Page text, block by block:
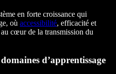
en forte croissance qui
où accessibilité, efficacité et
cœur de la transmission du
d’apprentissage